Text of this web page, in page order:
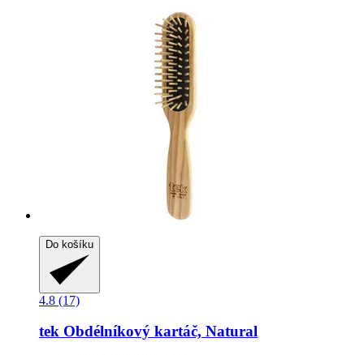
Do košíku
4.8 (17)
tek Obdélníkový kartáč, Natural